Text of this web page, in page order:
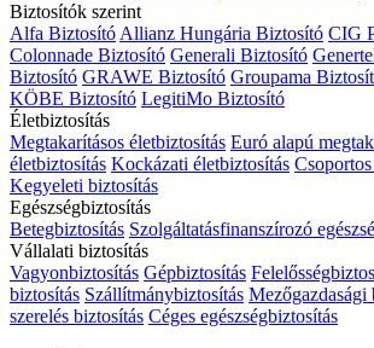
Biztosítók szerint
Alfa Biztosító Allianz Hungária Biztosító CIG
Colonnade Biztosító Generali Biztosító
Biztosító GRAWE Biztosító Groupama
KÖBE Biztosító LegitiMo Biztosító
Életbiztosítás
Megtakarításos életbiztosítás Euró alapú
életbiztosítás Kockázati életbiztosítás
Kegyeleti biztosítás
Egészségbiztosítás
Betegbiztosítás Szolgáltatásfinanszírozó
Vállalati biztosítás
Vagyonbiztosítás Gépbiztosítás
biztosítás Szállítmánybiztosítás Mezőgazdasági
szerelés biztosítás Céges egészségbiztosítás